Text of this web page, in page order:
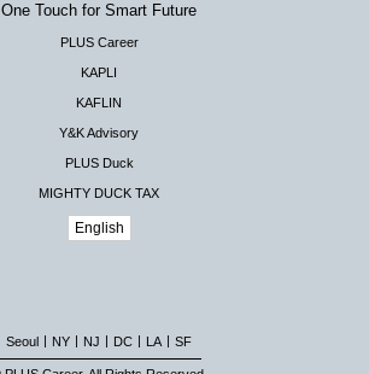
One Touch for Smart Future
PLUS Career
KAPLI
KAFLIN
Y&K Advisory
PLUS Duck
MIGHTY DUCK TAX
English
Seoul NY NJ DC LA SF